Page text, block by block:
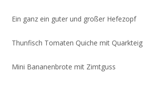
Ein ganz ein guter und großer Hefezopf
Thunfisch Tomaten Quiche mit Quarkteig
Mini Bananenbrote mit Zimtguss